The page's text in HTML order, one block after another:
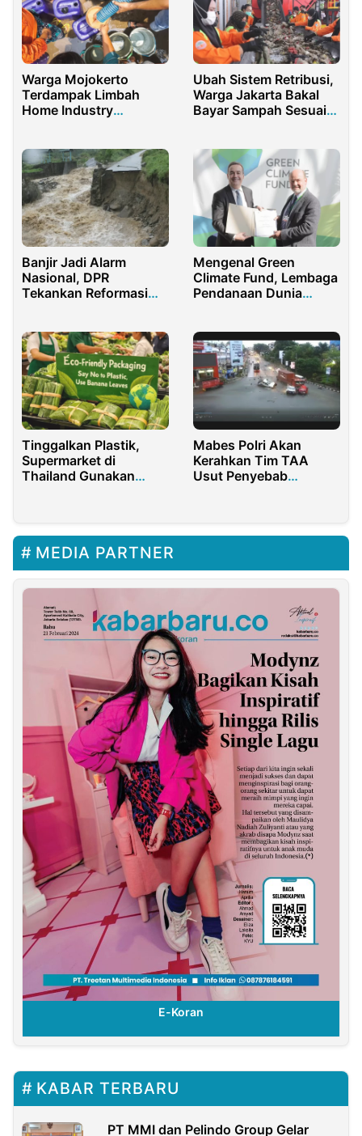
Warga Mojokerto
Terdampak Limbah
Home Industry
Ubah Sistem Retribusi,
Warga Jakarta Bakal
Bayar Sampah Sesuai
Banjir Jadi Alarm
Nasional, DPR
Tekankan Reformasi
Mengenal Green
Climate Fund, Lembaga
Pendanaan Dunia
Tinggalkan Plastik,
Supermarket di
Thailand Gunakan
Mabes Polri Akan
Kerahkan Tim TAA
Usut Penyebab
MEDIA PARTNER
E-Koran
KABAR TERBARU
PT MMI dan Pelindo Group Gelar